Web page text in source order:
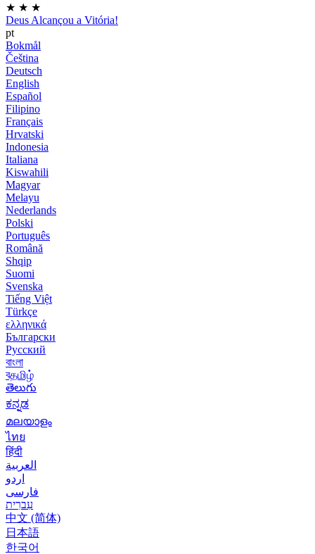
★ ★ ★
Deus Alcançou a Vitória!
pt
Bokmål
Čeština
Deutsch
English
Español
Filipino
Français
Hrvatski
Indonesia
Italiana
Kiswahili
Magyar
Melayu
Nederlands
Polski
Português
Română
Shqip
Suomi
Svenska
Tiếng Việt
Türkçe
ελληνικά
Български
Русский
বাংলা
বதமிழ்
తెలుగు
ಕನ್ನಡ
മലയാളം
ไทย
हिंदी
العربية
اردو
فارسی
עִברִית
中文 (简体)
日本語
한국어